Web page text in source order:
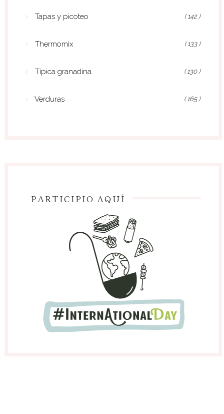
Tapas y picoteo ( 142 )
Thermomix ( 133 )
Típica granadina ( 130 )
Verduras ( 165 )
PARTICIPIO AQUÍ